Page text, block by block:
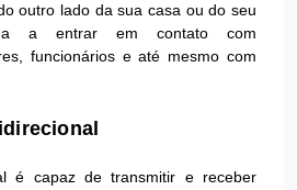
outro lado da sua casa ou do seu
a entrar em contato com
funcionários e até mesmo com
é capaz de transmitir e receber